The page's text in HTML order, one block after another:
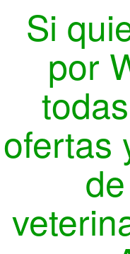
Si
por
ofertas